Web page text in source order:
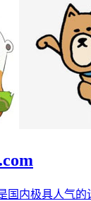
国内极具人气